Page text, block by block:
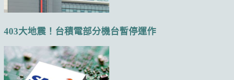
403大地震！台積電部分機台暫停運作